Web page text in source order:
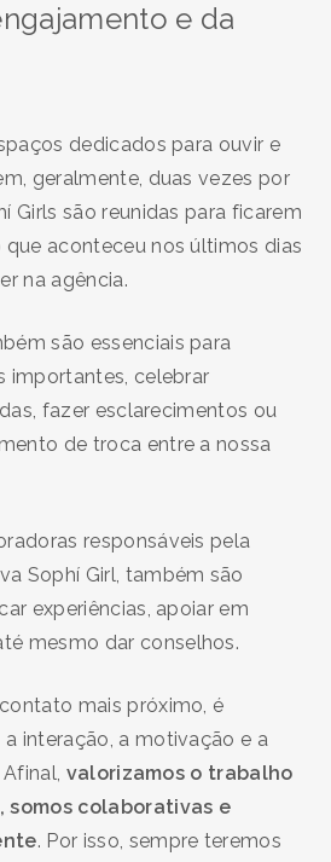
e da
dedicados para ouvir e
geralmente, duas vezes por
Girls são reunidas para ficarem
aconteceu nos últimos dias
na agência.
são essenciais para
importantes, celebrar
fazer esclarecimentos ou
de troca entre a nossa
responsáveis pela
Sophí Girl, também são
experiências, apoiar em
mesmo dar conselhos.
mais próximo, é
interação, a motivação e a
valorizamos o trabalho
somos colaborativas e
. Por isso, sempre teremos